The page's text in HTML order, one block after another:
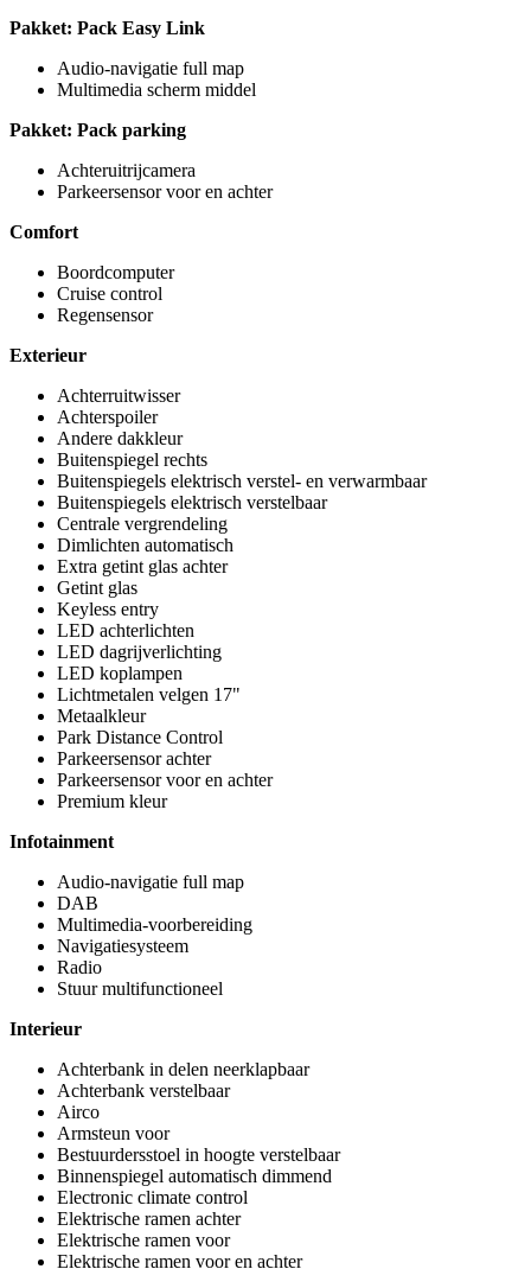
Pakket: Pack Easy Link
Audio-navigatie full map
Multimedia scherm middel
Pakket: Pack parking
Achteruitrijcamera
Parkeersensor voor en achter
Comfort
Boordcomputer
Cruise control
Regensensor
Exterieur
Achterruitwisser
Achterspoiler
Andere dakkleur
Buitenspiegel rechts
Buitenspiegels elektrisch verstel- en verwarmbaar
Buitenspiegels elektrisch verstelbaar
Centrale vergrendeling
Dimlichten automatisch
Extra getint glas achter
Getint glas
Keyless entry
LED achterlichten
LED dagrijverlichting
LED koplampen
Lichtmetalen velgen 17"
Metaalkleur
Park Distance Control
Parkeersensor achter
Parkeersensor voor en achter
Premium kleur
Infotainment
Audio-navigatie full map
DAB
Multimedia-voorbereiding
Navigatiesysteem
Radio
Stuur multifunctioneel
Interieur
Achterbank in delen neerklapbaar
Achterbank verstelbaar
Airco
Armsteun voor
Bestuurdersstoel in hoogte verstelbaar
Binnenspiegel automatisch dimmend
Electronic climate control
Elektrische ramen achter
Elektrische ramen voor
Elektrische ramen voor en achter